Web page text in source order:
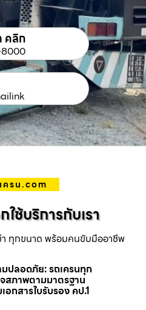
คลิก
ครน.com
ใช้บริการกับเรา
า ทุกขนาด พร้อมคนขับมืออาชีพ
ปลอดภัย: รถเครนทุก
สภาพตามมาตรฐาน
กสารใบรับรอง คป.1